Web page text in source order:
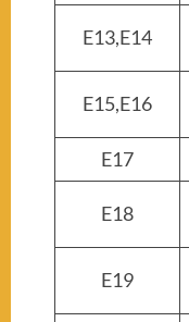
E13,E14
E15,E16
E17
E18
E19